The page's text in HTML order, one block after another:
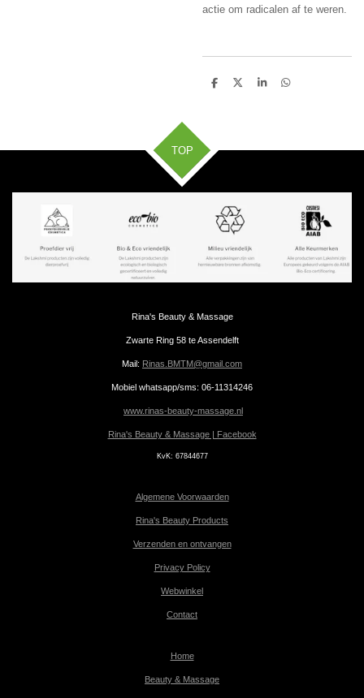
actie om radicalen af te weren.
D
D
S
D
TOP
Rina's Beauty & Massage
Zwarte Ring 58 te Assendelft
Mail: Rinas.BMTM@gmail.com
Mobiel whatsapp/sms: 06-11314246
www.rinas-beauty-massage.nl
Rina's Beauty & Massage | Facebook
KvK: 67844677
Algemene Voorwaarden
Rina's Beauty Products
Verzenden en ontvangen
Privacy Policy
Webwinkel
Contact
Home
Beauty & Massage